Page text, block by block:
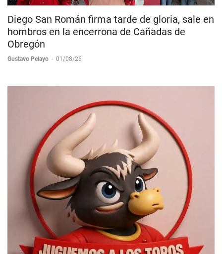
Diego San Román firma tarde de gloria, sale en
hombros en la encerrona de Cañadas de
Obregón
Gustavo Pelayo - 01/08/26